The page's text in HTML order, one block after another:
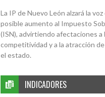
La IP de Nuevo León alzará la
posible aumento al Impuesto
(ISN), advirtiendo afectaciones a
competitividad y a la atracción
el estado.
INDICADORES